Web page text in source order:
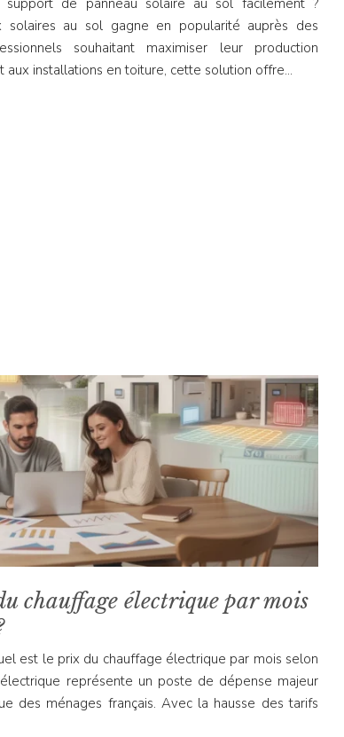
de panneau solaire au sol facilement ?
solaires au sol gagne en popularité auprès des
souhaitant maximiser leur production
aux installations en toiture, cette solution offre…
chauffage électrique par mois
est le prix du chauffage électrique par mois selon
représente un poste de dépense majeur
des ménages français. Avec la hausse des tarifs